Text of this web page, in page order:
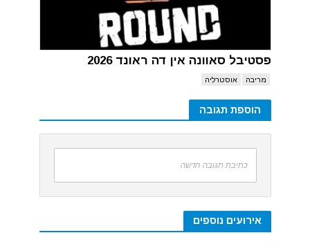
פסטיבל סאוונה אין דה ראונד 2026
מריבה אוסטרליה
הוספת תגובה
כתיבת תגובה חדשה
אירועים נוספים